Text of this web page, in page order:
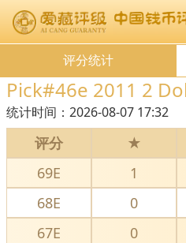
评分统计
Pick#46e 2011 2
统计时间： 2026-08-07 17:32
评分 ★
69E
1
68E
0
67E
0